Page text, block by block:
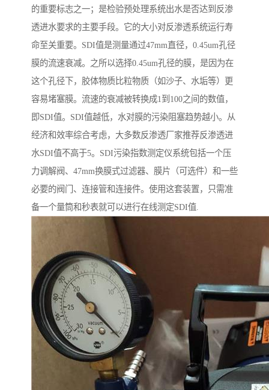
的重要标志之一；是检验预处理系统出水是否达到反渗
透进水要求的主要手段。它的大小对反渗透系统运行寿
命至关重要。SDI值是测量通过47mm直径，0.45um孔径
膜的流速衰减。之所以选择0.45um孔径的膜，是因为在
这个孔径下，胶体物质比粒物质（如沙子、水垢等）更
容易堵塞膜。流速的衰减被转换成1到100之间的数值，
即SDI值。SDI值越低，水对膜的污染阻塞趋势越小。从
经济和效率综合考虑，大多数反渗透厂家推荐反渗透进
水SDI值不高于5。SDI污染指数测定仪系统包括一个压
力调解阀、47mm换膜式过滤器、膜片（可选件）和一些
必要的阀门、连接管和连接件。使用这套装置，只需准
备一个量筒和秒表就可以进行在线测定SDI值.